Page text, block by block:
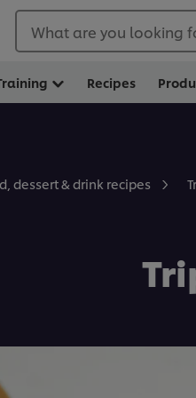
What are you looking
Recipes
dessert & drink recipes